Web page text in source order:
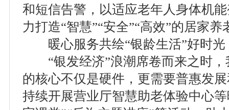
和短信告警，以适应老年人身体机
力打造“智慧”“安全”“高效”的居家养
暖心服务共绘“银龄生活”好时光
“银发经济”浪潮席卷而来之时，
的核心不仅是硬件，更需要普惠发
持续开展营业厅智慧助老体验中心